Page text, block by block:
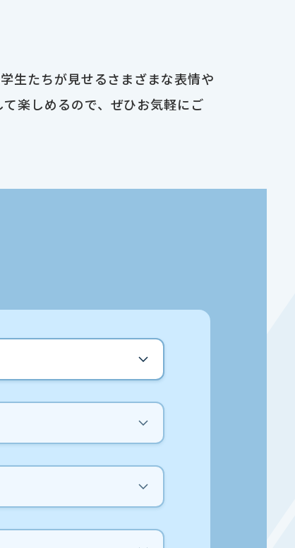
生たちが見せるさまざまな表情や
楽しめるので、ぜひお気軽にご